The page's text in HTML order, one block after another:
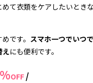
て衣類をケアしたいとき
です。 スマホ一つでいつ
えにも便利です。
OFF /